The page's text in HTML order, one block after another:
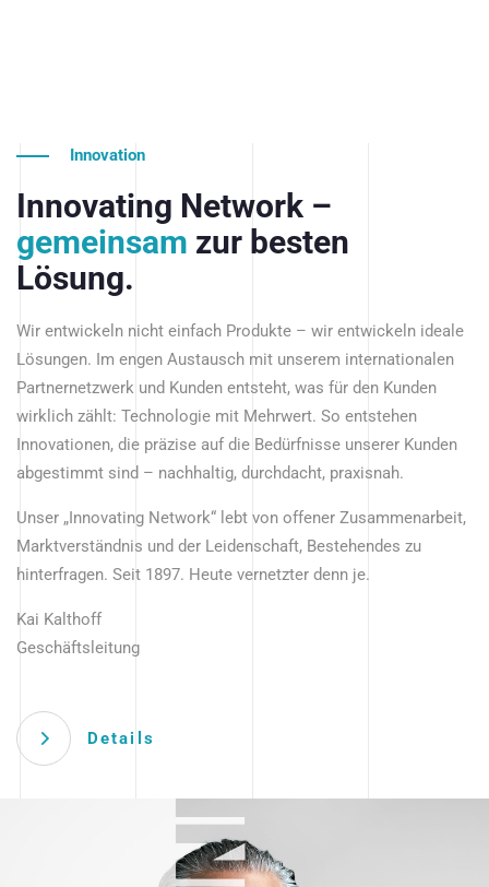
Innovation
Innovating Network –
gemeinsam zur besten
Lösung.
Wir entwickeln nicht einfach Produkte – wir entwickeln ideale
Lösungen. Im engen Austausch mit unserem internationalen
Partnernetzwerk und Kunden entsteht, was für den Kunden
wirklich zählt: Technologie mit Mehrwert. So entstehen
Innovationen, die präzise auf die Bedürfnisse unserer Kunden
abgestimmt sind – nachhaltig, durchdacht, praxisnah.
Unser „Innovating Network“ lebt von offener Zusammenarbeit,
Marktverständnis und der Leidenschaft, Bestehendes zu
hinterfragen. Seit 1897. Heute vernetzter denn je.
Kai Kalthoff
Geschäftsleitung
Details